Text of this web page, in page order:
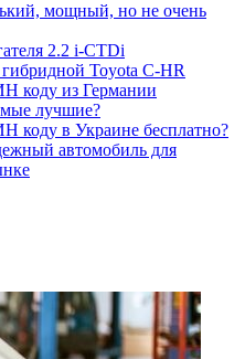
мощный, но не очень
2.2 i-CTDi
Toyota C-HR
коду из Германии
лучшие?
коду в Украине бесплатно?
автомобиль для